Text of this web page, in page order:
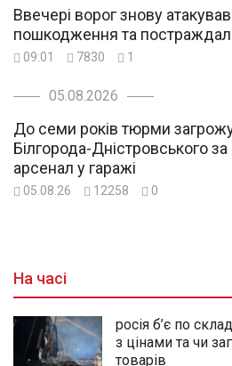
Ввечері ворог знову
пошкодження та
09:01 7830 1
05.08.2026
До семи років тюрми
Білгорода-Дністровського
арсенал у гаражі
05.08.26 12258 0
На часі
росія б’є по
з цінами та чи
товарів